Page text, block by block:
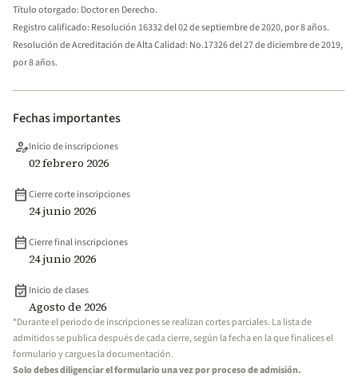
Título otorgado: Doctor en Derecho.
Registro calificado: Resolución 16332 del 02 de septiembre de 2020, por 8 años.
Resolución de Acreditación de Alta Calidad: No.17326 del 27 de diciembre de 2019,
por 8 años.
Fechas importantes
person_editInicio de inscripciones
02 febrero 2026
date_rangeCierre corte inscripciones
24 junio 2026
date_rangeCierre final inscripciones
24 junio 2026
event_available Inicio de clases
Agosto de 2026
*Durante el periodo de inscripciones se realizan cortes parciales. La lista de
admitidos se publica después de cada cierre, según la fecha en la que finalices el
formulario y cargues la documentación.
Solo debes diligenciar el formulario una vez por proceso de admisión.